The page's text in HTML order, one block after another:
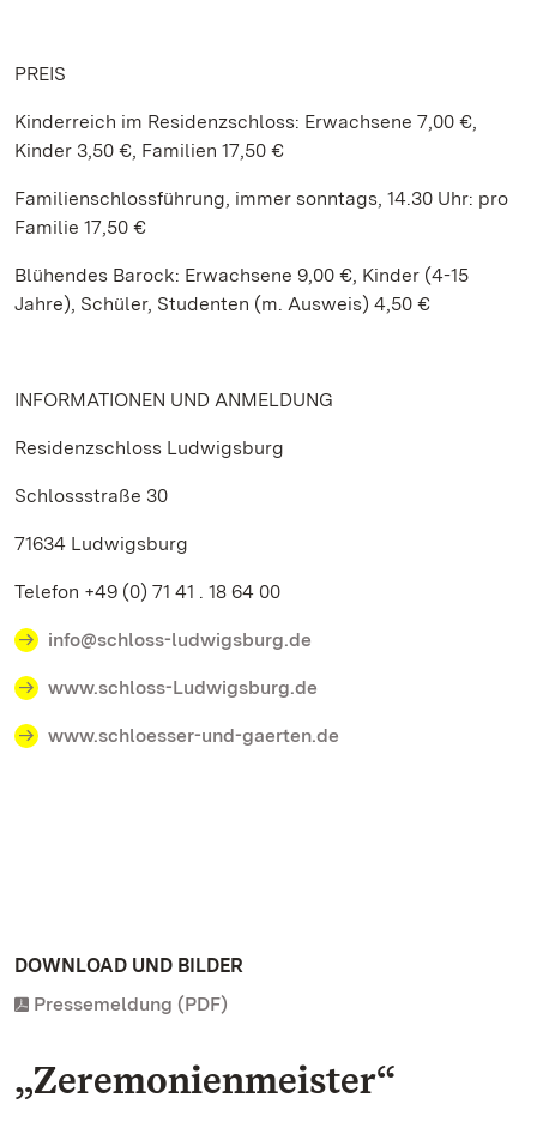
PREIS
Kinderreich im Residenzschloss: Erwachsene 7,00 €,
Kinder 3,50 €, Familien 17,50 €
Familienschlossführung, immer sonntags, 14.30 Uhr: pro
Familie 17,50 €
Blühendes Barock: Erwachsene 9,00 €, Kinder (4-15
Jahre), Schüler, Studenten (m. Ausweis) 4,50 €
INFORMATIONEN UND ANMELDUNG
Residenzschloss Ludwigsburg
Schlossstraße 30
71634 Ludwigsburg
Telefon +49 (0) 71 41 . 18 64 00
info@schloss-ludwigsburg.de
www.schloss-Ludwigsburg.de
www.schloesser-und-gaerten.de
DOWNLOAD UND BILDER
Pressemeldung (PDF)
„Zeremonienmeister“